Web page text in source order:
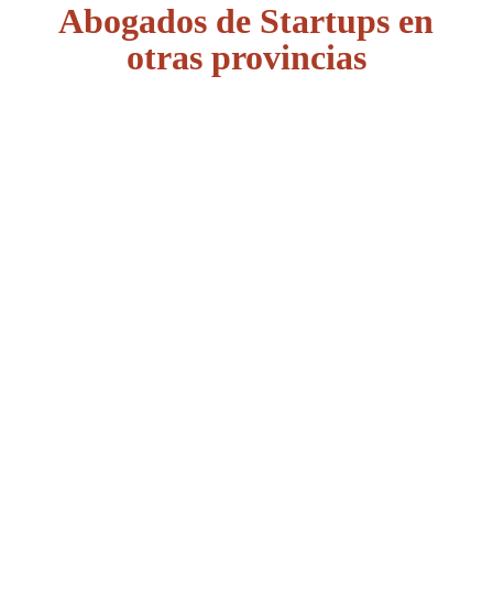
Abogados de Startups en
otras provincias